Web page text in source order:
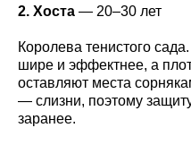
2. Хоста — 20–30 лет
Королева тенистого
шире и эффектнее, а
оставляют места
— слизни, поэтому
заранее.